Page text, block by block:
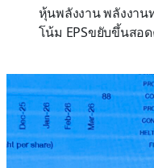
หุ้นพลังงาน พลังงาน
โน้ม EPSขยับขึ้นสอ